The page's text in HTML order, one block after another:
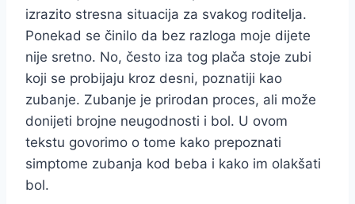
izrazito stresna situacija za svakog roditelja.
Ponekad se činilo da bez razloga moje dijete
nije sretno. No, često iza tog plača stoje zubi
koji se probijaju kroz desni, poznatiji kao
zubanje. Zubanje je prirodan proces, ali može
donijeti brojne neugodnosti i bol. U ovom
tekstu govorimo o tome kako prepoznati
simptome zubanja kod beba i kako im olakšati
bol.